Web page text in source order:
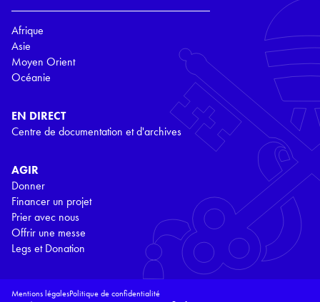
Afrique
Asie
Moyen Orient
Océanie
EN DIRECT
Centre de documentation et d'archives
AGIR
Donner
Financer un projet
Prier avec nous
Offrir une messe
Legs et Donation
Mentions légalesPolitique de confidentialité